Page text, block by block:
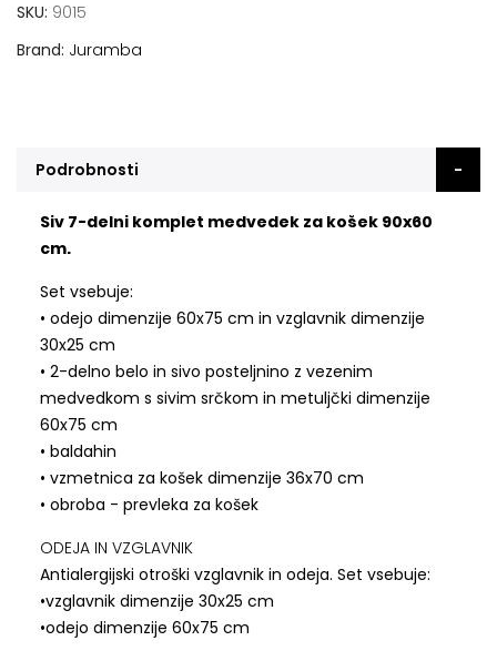
SKU 9015
Brand Juramba
Podrobnosti
Siv 7-delni komplet medvedek za košek 90x60
cm.
Set vsebuje:
• odejo dimenzije 60x75 cm in vzglavnik dimenzije
30x25 cm
• 2-delno belo in sivo posteljnino z vezenim
medvedkom s sivim srčkom in metuljčki dimenzije
60x75 cm
• baldahin
• vzmetnica za košek dimenzije 36x70 cm
• obroba - prevleka za košek
ODEJA IN VZGLAVNIK
Antialergijski otroški vzglavnik in odeja. Set vsebuje:
•vzglavnik dimenzije 30x25 cm
•odejo dimenzije 60x75 cm